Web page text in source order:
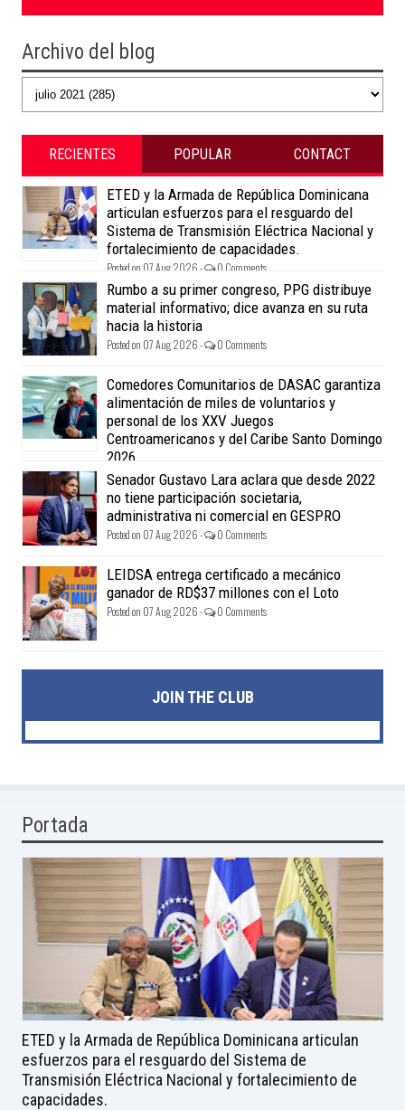
Archivo del blog
RECIENTES POPULAR CONTACT
ETED y la Armada de República Dominicana
articulan esfuerzos para el resguardo del
Sistema de Transmisión Eléctrica Nacional y
fortalecimiento de capacidades.
Posted on 07 Aug 2026 - 0 Comments
Rumbo a su primer congreso, PPG distribuye
material informativo; dice avanza en su ruta
hacia la historia
Posted on 07 Aug 2026 - 0 Comments
Comedores Comunitarios de DASAC garantiza
alimentación de miles de voluntarios y
personal de los XXV Juegos
Centroamericanos y del Caribe Santo Domingo
2026
Posted on 07 Aug 2026 - 0 Comments
Senador Gustavo Lara aclara que desde 2022
no tiene participación societaria,
administrativa ni comercial en GESPRO
Posted on 07 Aug 2026 - 0 Comments
LEIDSA entrega certificado a mecánico
ganador de RD$37 millones con el Loto
Posted on 07 Aug 2026 - 0 Comments
JOIN THE CLUB
Portada
ETED y la Armada de República Dominicana articulan
esfuerzos para el resguardo del Sistema de
Transmisión Eléctrica Nacional y fortalecimiento de
capacidades.